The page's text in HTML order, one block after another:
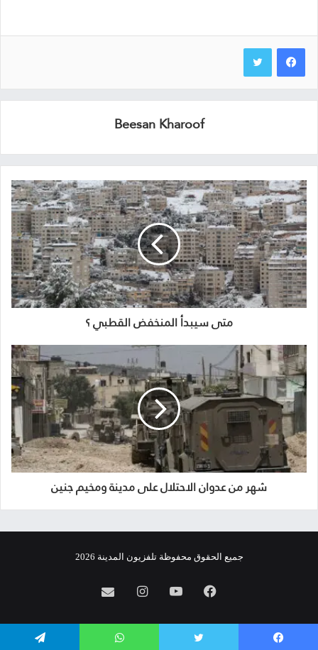
Beesan Kharoof
متى سيبدأ المنخفض القطبي ؟
شهر من عدوان الاحتلال على مدينة ومخيم جنين
جميع الحقوق محفوظة تلفزيون المدينة 2026
فيسبوكيوتيوبانستقرامinfo@almadina.tv